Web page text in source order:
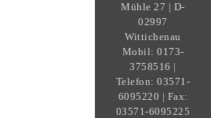
Mühle 27 | D-
02997
Wittichenau
Mobil: 0173-
3758516 |
Telefon: 03571-
6095220 | Fax:
03571-6095225